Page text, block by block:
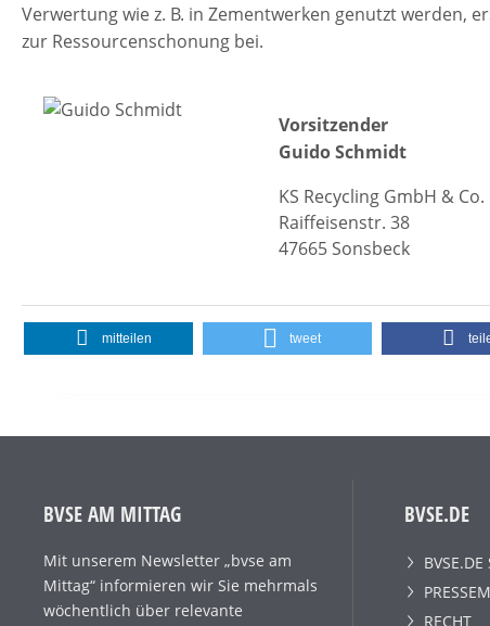
Verwertung wie z. B. in Zementwerken genutzt werden,
zur Ressourcenschonung bei.
Vorsitzender
Guido Schmidt
KS Recycling GmbH & Co.
Raiffeisenstr. 38
47665 Sonsbeck
mitteilen tweet
BVSE AM MITTAG
Mit unserem Newsletter „bvse am
Mittag“ informieren wir Sie mehrmals
wöchentlich über relevante
BVSE.DE
BVSE.DE
RECHT